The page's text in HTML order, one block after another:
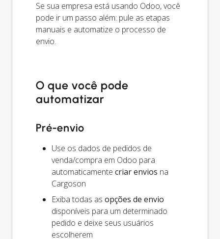
Se sua empresa está usando Odoo, você
pode ir um passo além: pule as etapas
manuais e automatize o processo de
envio.
O que você pode
automatizar
Pré-envio
Use os dados de pedidos de
venda/compra em Odoo para
automaticamente criar envios na
Cargoson
Exiba todas as opções de envio
disponíveis para um determinado
pedido e deixe seus usuários
escolherem